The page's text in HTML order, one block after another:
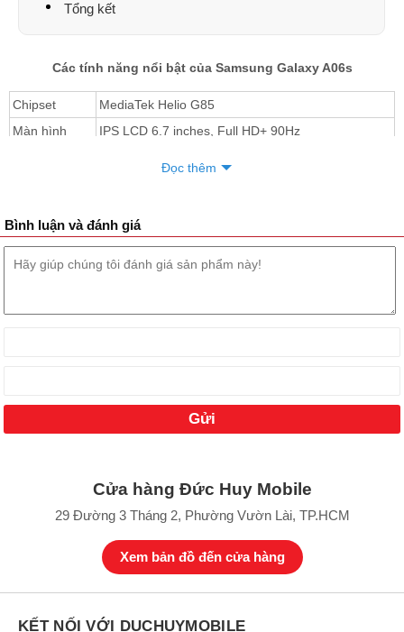
Tổng kết
Các tính năng nổi bật của Samsung Galaxy A06s
Chipset
MediaTek Helio G85
Màn hình
IPS LCD 6.7 inches, Full HD+ 90Hz
Samsung Galaxy A06s sẽ có giá bán cực kỳ cạnh tranh.
Tương tự như ngày phát hành, vẫn chưa có thông tin chi tiết nào
nhiên, theo các leaker và các trang công nghệ dự đoán
Galaxy A06s có giá là 3.99 triệu đồng
cho phiên bản bộ nhớ
Có thể thấy Samsung Galaxy A06s có giá cực tốt bằng với mức giá
Đọc thêm
Bình luận và đánh giá
Cửa hàng Đức Huy Mobile
29 Đường 3 Tháng 2, Phường Vườn Lài, TP.HCM
Xem bản đồ đến cửa hàng
KẾT NỐI VỚI DUCHUYMOBILE